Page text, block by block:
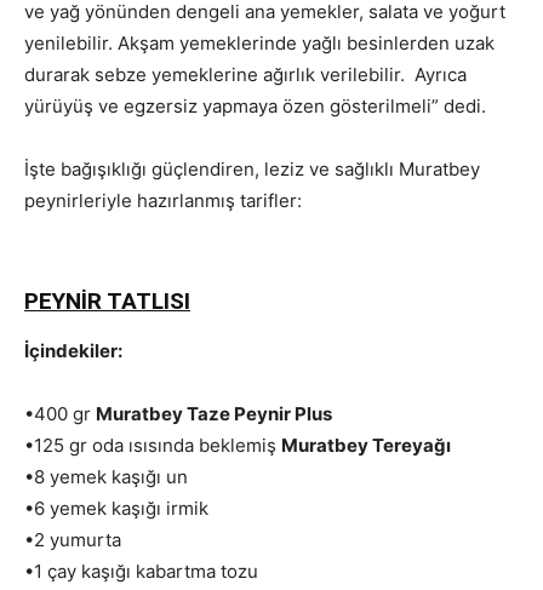
ve yağ yönünden dengeli ana yemekler, salata ve yoğurt
yenilebilir. Akşam yemeklerinde yağlı besinlerden uzak
durarak sebze yemeklerine ağırlık verilebilir. Ayrıca
yürüyüş ve egzersiz yapmaya özen gösterilmeli” dedi.
İşte bağışıklığı güçlendiren, leziz ve sağlıklı Muratbey
peynirleriyle hazırlanmış tarifler:
PEYNİR TATLISI
İçindekiler:
•400 gr Muratbey Taze Peynir Plus
•125 gr oda ısısında beklemiş Muratbey Tereyağı
•8 yemek kaşığı un
•6 yemek kaşığı irmik
•2 yumurta
•1 çay kaşığı kabartma tozu